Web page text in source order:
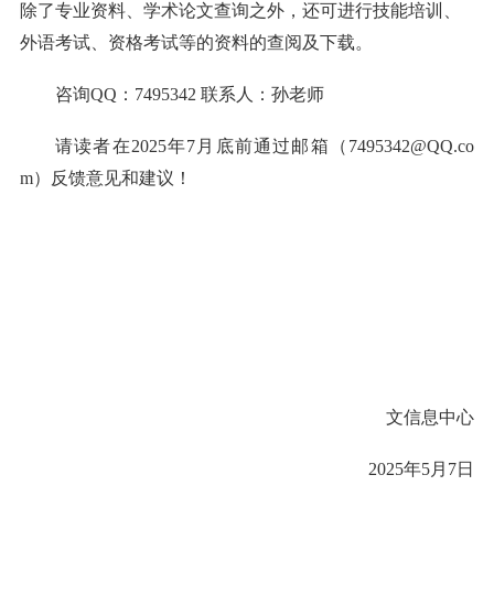
除了专业资料、学术论文查询之外，还可进行技能培训、
外语考试、资格考试等的资料的查阅及下载。
咨询QQ ： 7495342 联系人：孙老师
请读者在2025年7 月底前通过邮箱（ 7495342@QQ.co
m）反馈意见和建议！
文信息中心
2025年5月 7日